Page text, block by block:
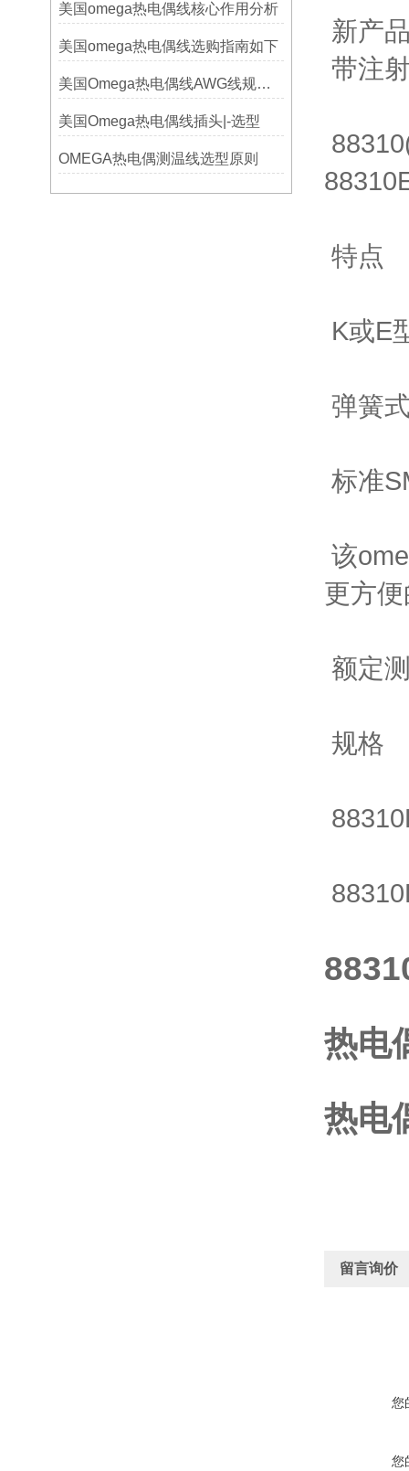
美国omega热电偶线核心作用分析
美国omega热电偶线选购指南如下
美国Omega热电偶线AWG线规对照表
美国Omega热电偶线插头|-选型
OMEGA热电偶测温线选型原则
新产
带注
特点
K或E
弹簧
标准
该
更方
额定
规格
热电
热电
留言询价
您
您